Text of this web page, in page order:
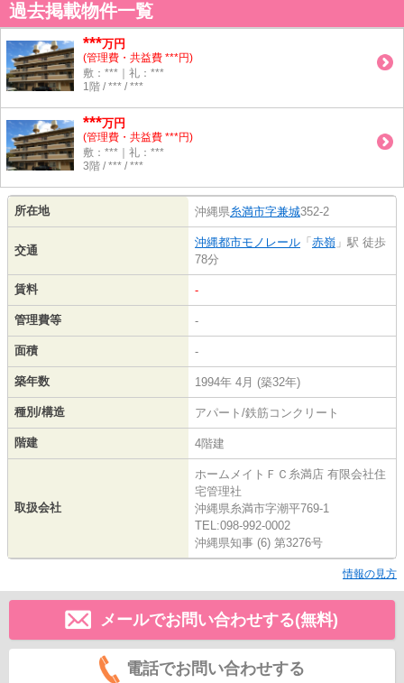
過去掲載物件一覧
***万円
(管理費・共益費 ***円)
敷：***｜礼：***
1階 / *** / ***
***万円
(管理費・共益費 ***円)
敷：***｜礼：***
3階 / *** / ***
所在地 沖縄県糸満市字兼城352-2
交通
沖縄都市モノレール 「 赤嶺 」駅 徒歩
78分
賃料 -
管理費等 -
面積 -
築年数 1994年 4月 (築32年)
種別/構造 アパート/鉄筋コンクリート
階建 4階建
取扱会社
ホームメイトＦＣ糸満店 有限会社住
宅管理社
沖縄県糸満市字潮平769-1
TEL:098-992-0002
沖縄県知事 (6) 第3276号
情報の見方
メールでお問い合わせする(無料)
電話でお問い合わせする